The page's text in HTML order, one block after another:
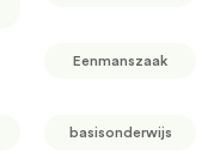
Eenmanszaak
basisonderwijs